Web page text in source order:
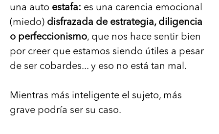
una auto estafa: es una carencia emocional
(miedo) disfrazada de estrategia, diligencia
o perfeccionismo, que nos hace sentir bien
por creer que estamos siendo útiles a pesar
de ser cobardes... y eso no está tan mal.
Mientras más inteligente el sujeto, más
grave podría ser su caso.